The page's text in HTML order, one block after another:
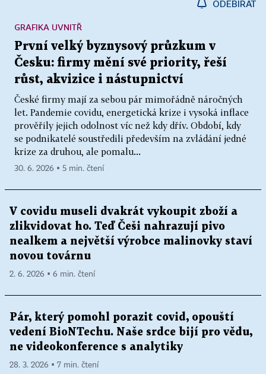
ODEBÍRAT
První velký byznysový průzkum v
Česku: firmy mění své priority, řeší
růst, akvizice i nástupnictví
České firmy mají za sebou pár mimořádně náročných
let. Pandemie covidu, energetická krize i vysoká inflace
prověřily jejich odolnost víc než kdy dřív. Období, kdy
se podnikatelé soustředili především na zvládání jedné
krize za druhou, ale pomalu...
GRAFIKA UVNITŘ
30. 6. 2026 ▪ 5 min. čtení
V covidu museli dvakrát vykoupit zboží a
zlikvidovat ho. Teď Češi nahrazují pivo
nealkem a největší výrobce malinovky staví
novou továrnu
2. 6. 2026 ▪ 6 min. čtení
Pár, který pomohl porazit covid, opouští
vedení BioNTechu. Naše srdce bijí pro vědu,
ne videokonference s analytiky
28. 3. 2026 ▪ 7 min. čtení